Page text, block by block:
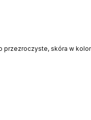
przezroczyste, skóra w